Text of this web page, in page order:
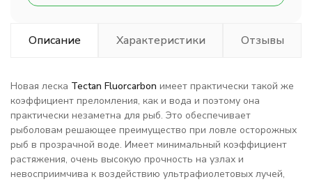
Описание Характеристики Отзывы
Новая леска Tectan Fluorcarbon имеет практически такой же
коэффициент преломления, как и вода и поэтому она
практически незаметна для рыб. Это обеспечивает
рыболовам решающее преимущество при ловле осторожных
рыб в прозрачной воде. Имеет минимальный коэффициент
растяжения, очень высокую прочность на узлах и
невосприимчива к воздействию ультрафиолетовых лучей,